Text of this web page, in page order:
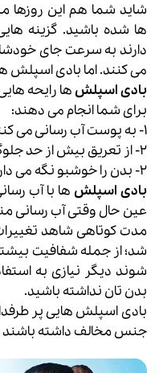
شاید شما هم این روزها
ها شده باشید. گزینه
دارند به سرعت جای خودشان
می کنند. اما بادی اسپلش
بادی اسپلش ها رایحه
برای شما انجام می دهند:
۱- به پوست آب رسانی می کنند.
۲- از تعریق بیش از حد جلوگیری می کنند.
۲- بدن را خوشبو نگه می دارند.
بادی اسپلش ها با آب
عین حال وقتی آب رسانی
مدت کوتاهی شاهد
شد؛ از جمله شفافیت
شوند دیگر نیازی به
بدن تان نداشته باشید.
بادی اسپلش هایی پر
جنس مخالف داشته باشند